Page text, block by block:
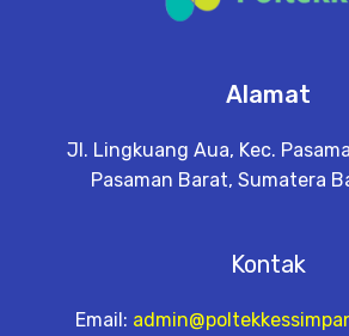
Alamat
Jl. Lingkuang Aua, Kec.
Pasaman Barat, Sumatera
Kontak
Email: